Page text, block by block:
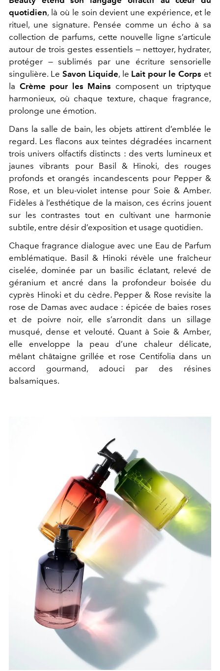
quotidien, là où le soin devient une expérience, et le
rituel, une signature. Pensée comme un écho à sa
collection de parfums, cette nouvelle ligne s’articule
autour de trois gestes essentiels — nettoyer, hydrater,
protéger — sublimés par une écriture sensorielle
singulière. Le Savon Liquide, le Lait pour le Corps et
la Crème pour les Mains composent un triptyque
harmonieux, où chaque texture, chaque fragrance,
prolonge une émotion.
Dans la salle de bain, les objets attirent d’emblée le
regard. Les flacons aux teintes dégradées incarnent
trois univers olfactifs distincts : des verts lumineux et
jaunes vibrants pour Basil & Hinoki, des rouges
profonds et orangés incandescents pour Pepper &
Rose, et un bleu-violet intense pour Soie & Amber.
Fidèles à l’esthétique de la maison, ces écrins jouent
sur les contrastes tout en cultivant une harmonie
subtile, entre désir d’exposition et usage quotidien.
Chaque fragrance dialogue avec une Eau de Parfum
emblématique. Basil & Hinoki révèle une fraîcheur
ciselée, dominée par un basilic éclatant, relevé de
géranium et ancré dans la profondeur boisée du
cyprès Hinoki et du cèdre. Pepper & Rose revisite la
rose de Damas avec audace : épicée de baies roses
et de poivre noir, elle s’arrondit dans un sillage
musqué, dense et velouté. Quant à Soie & Amber,
elle enveloppe la peau d’une chaleur délicate,
mêlant châtaigne grillée et rose Centifolia dans un
accord gourmand, adouci par des résines
balsamiques.